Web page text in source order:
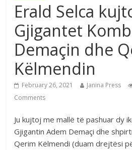
Erald Selca
Gjigantet
Demaçin dhe
Këlmendin
February 26, 2021 Janina Press
Comments
Ju kujtoj me mallë të pashuar dy
Gjigantin Adem Demaçi dhe
Qerim Këlmendi (duam drejtësi